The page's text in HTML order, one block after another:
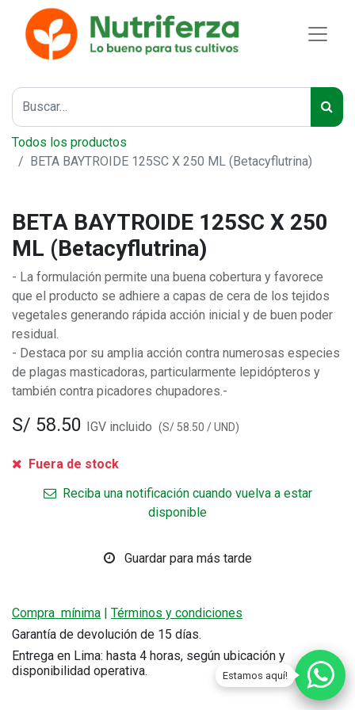
Estamos aquí!
Todos los productos
BETA BAYTROIDE 125SC X 250 ML (Betacyflutrina)
BETA BAYTROIDE 125SC X 250
ML (Betacyflutrina)
- La formulación permite una buena cobertura y favorece
que el producto se adhiere a capas de cera de los tejidos
vegetales generando rápida acción inicial y de buen poder
residual.
- Destaca por su amplia acción contra numerosas especies
de plagas masticadoras, particularmente lepidópteros y
también contra picadores chupadores.-
S/ 58.50 IGV incluido (S/ 58.50 /UND)
Fuera de stock
Reciba una notificación cuando vuelva a estar
disponible
Guardar para más tarde
Compra mínima | Términos y condiciones
Garantía de devolución de 15 días.
Entrega en Lima: hasta 4 horas, según ubicación y
disponibilidad operativa.